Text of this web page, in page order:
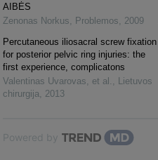
AIBĖS
Zenonas Norkus
Problemos
2009
Percutaneous iliosacral screw fixation
for posterior pelvic ring injuries: the
first experience, complicatons
Valentinas Uvarovas, et al.
Lietuvos
chirurgija
2013
Powered by